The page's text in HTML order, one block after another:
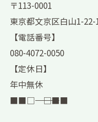
〒113-0001
東京都文京区白山1-22-
【電話番号】
080-4072-0050
【定休日】
年中無休
■■□―――――――――――――――――――□■■